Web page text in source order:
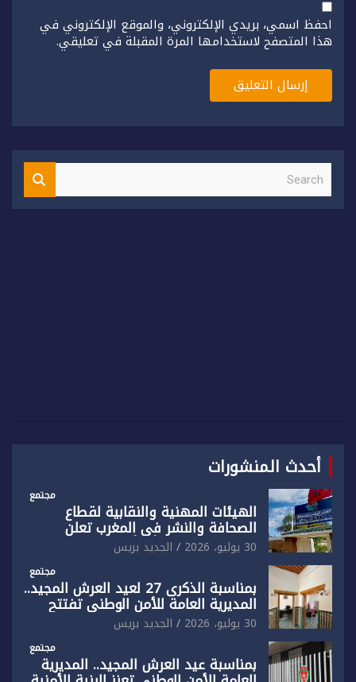
احفظ اسمي، بريدي الإلكتروني، والموقع الإلكتروني في
هذا المتصفح لاستخدامها المرة المقبلة في تعليقي.
S
a
أحدث المنشورات
مجتمع
الهيئات المهنية والنقابية لقطاع
الصحافة والنشر في المغرب تعلن
رفضها القاطع لـ”أي أجندة انتخابية
مُعدة على مقاس سياسي ومصلحي
ضيق”
30 يوليو، 2026 الجديد بريس
مجتمع
بمناسبة الذكرى 27 لعيد العرش المجيد..
المديرية العامة للأمن الوطني تفتتح
المقر الجديد لفرقة الشرطة السياحية
بفاس
30 يوليو، 2026 الجديد بريس
مجتمع
بمناسبة عيد العرش المجيد.. المديرية